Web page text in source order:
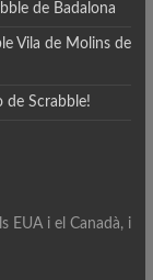
de Badalona
Vila de Molins de
de Scrabble!
EUA i el Canadà, i